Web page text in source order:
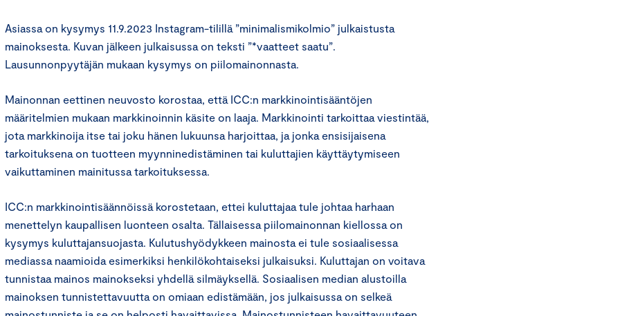
Asiassa on kysymys 11.9.2023 Instagram-tilillä ”minimalismikolmio” julkaistusta
mainoksesta. Kuvan jälkeen julkaisussa on teksti ”*vaatteet saatu”.
Lausunnonpyytäjän mukaan kysymys on piilomainonnasta.
Mainonnan eettinen neuvosto korostaa, että ICC:n markkinointisääntöjen
määritelmien mukaan markkinoinnin käsite on laaja. Markkinointi tarkoittaa viestintää,
jota markkinoija itse tai joku hänen lukuunsa harjoittaa, ja jonka ensisijaisena
tarkoituksena on tuotteen myynninedistäminen tai kuluttajien käyttäytymiseen
vaikuttaminen mainitussa tarkoituksessa.
ICC:n markkinointisäännöissä korostetaan, ettei kuluttajaa tule johtaa harhaan
menettelyn kaupallisen luonteen osalta. Tällaisessa piilomainonnan kiellossa on
kysymys kuluttajansuojasta. Kulutushyödykkeen mainosta ei tule sosiaalisessa
mediassa naamioida esimerkiksi henkilökohtaiseksi julkaisuksi. Kuluttajan on voitava
tunnistaa mainos mainokseksi yhdellä silmäyksellä. Sosiaalisen median alustoilla
mainoksen tunnistettavuutta on omiaan edistämään, jos julkaisussa on selkeä